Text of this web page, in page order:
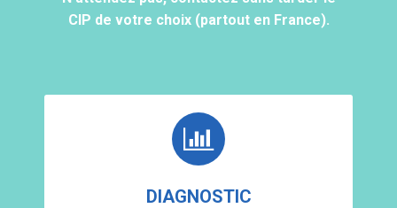
CIP de votre choix (partout en France).
DIAGNOSTIC